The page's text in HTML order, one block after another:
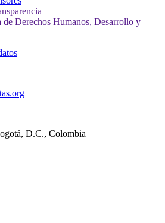
D.C., Colombia